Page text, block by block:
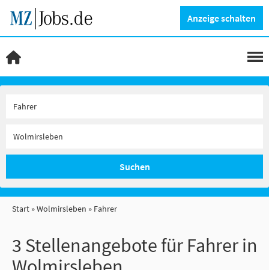
Anzeige schalten
Suchen
Start Wolmirsleben Fahrer
3 Stellenangebote für Fahrer in